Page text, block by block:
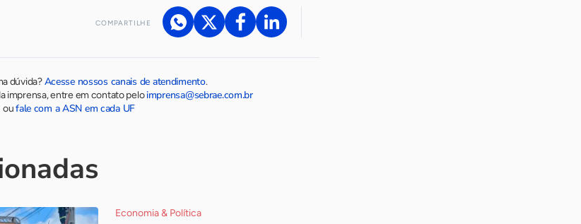
COMPARTILHE
dúvida?Acesse nossos canais de atendimento.
imprensa, entre em contato peloimprensa@sebrae.com.br
oufale com a ASN em cada UF
Economia & Política